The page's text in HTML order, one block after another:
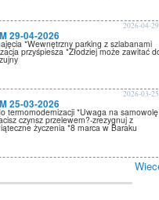
29-04-2026
2026-04-29
*Wewnętrzny parking z szlabanami
przyśpiesza *Złodziej może zawitać
25-03-2026
2026-03-25
termomodernizacji *Uwaga na samowolę
czynsz przelewem?-zrezygnuj z
życzenia *8 marca w Baraku